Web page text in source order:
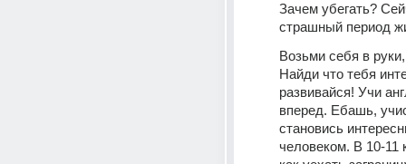
Зачем убегать?
страшный период
Возьми себя в
Найди что тебя
развивайся! Учи
вперед. Ебашь,
становись
человеком. В 10-11